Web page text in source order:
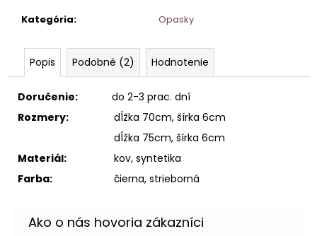
Kategória: Opasky
Popis Podobné (2) Hodnotenie
Doručenie: do 2-3 prac. dní
Rozmery: dĺžka 70cm, šírka 6cm
dĺžka 75cm, šírka 6cm
Materiál:
kov, syntetika
Farba:
čierna, strieborná